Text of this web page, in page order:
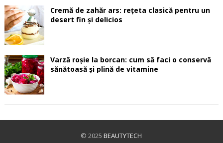
Cremă de zahăr ars: rețeta clasică pentru un
desert fin și delicios
Varză roșie la borcan: cum să faci o conservă
sănătoasă și plină de vitamine
© 2025BEAUTYTECH